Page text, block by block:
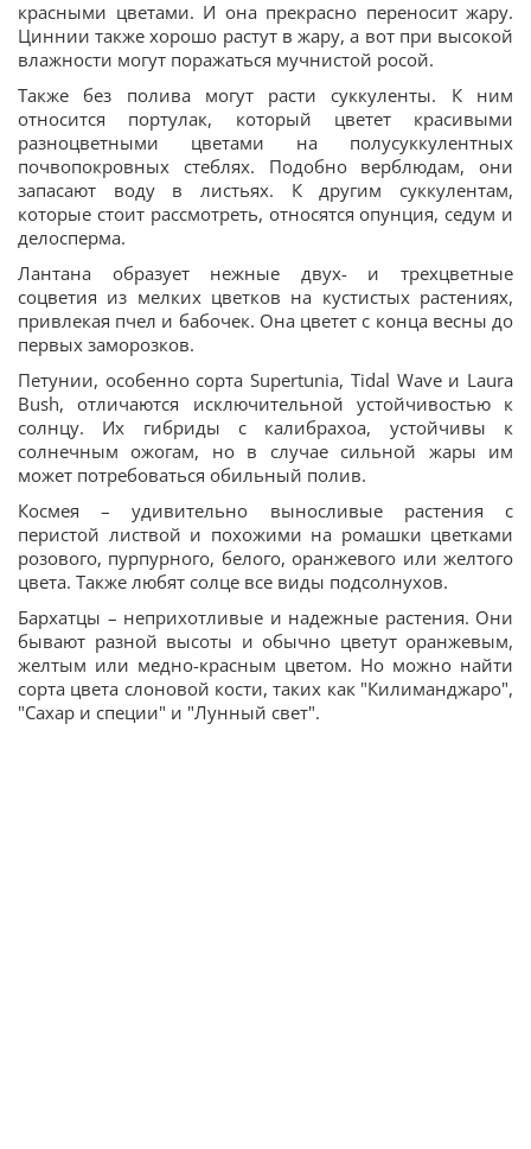
красными цветами. И она прекрасно переносит жару.
Циннии также хорошо растут в жару, а вот при высокой
влажности могут поражаться мучнистой росой.
Также без полива могут расти суккуленты. К ним
относится портулак, который цветет красивыми
разноцветными цветами на полусуккулентных
почвопокровных стеблях. Подобно верблюдам, они
запасают воду в листьях. К другим суккулентам,
которые стоит рассмотреть, относятся опунция, седум и
делосперма.
Лантана образует нежные двух- и трехцветные
соцветия из мелких цветков на кустистых растениях,
привлекая пчел и бабочек. Она цветет с конца весны до
первых заморозков.
Петунии, особенно сорта Supertunia, Tidal Wave и Laura
Bush, отличаются исключительной устойчивостью к
солнцу. Их гибриды с калибрахоа, устойчивы к
солнечным ожогам, но в случае сильной жары им
может потребоваться обильный полив.
Космея – удивительно выносливые растения с
перистой листвой и похожими на ромашки цветками
розового, пурпурного, белого, оранжевого или желтого
цвета. Также любят солце все виды подсолнухов.
Бархатцы – неприхотливые и надежные растения. Они
бывают разной высоты и обычно цветут оранжевым,
желтым или медно-красным цветом. Но можно найти
сорта цвета слоновой кости, таких как "Килиманджаро",
"Сахар и специи" и "Лунный свет".